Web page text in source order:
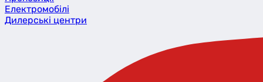
Eлектромобілі
Дилерські центри